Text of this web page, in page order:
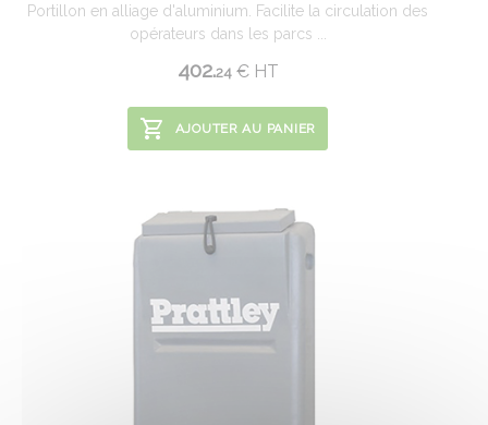
Portillon en alliage d'aluminium. Facilite la circulation des
opérateurs dans les parcs ...
402.24 €HT
AJOUTER AU PANIER